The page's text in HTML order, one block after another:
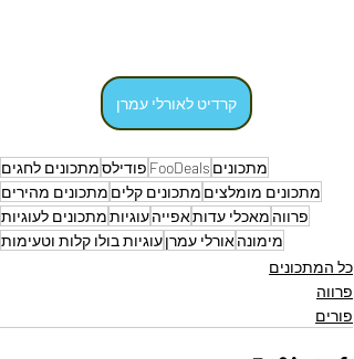
קרדיט לאורלי עמרן
מתכונים FooDeals פודילסמתכונים לחגים
מתכונים מומלצים מתכונים קלים מתכונים מהירים
פרווה מאכלי עדותאפייהעוגיותמתכונים לעוגיות
מימונהאורלי עמרןעוגיות בולו קלות וטעימות
כל המתכונים
פרווה
פורים